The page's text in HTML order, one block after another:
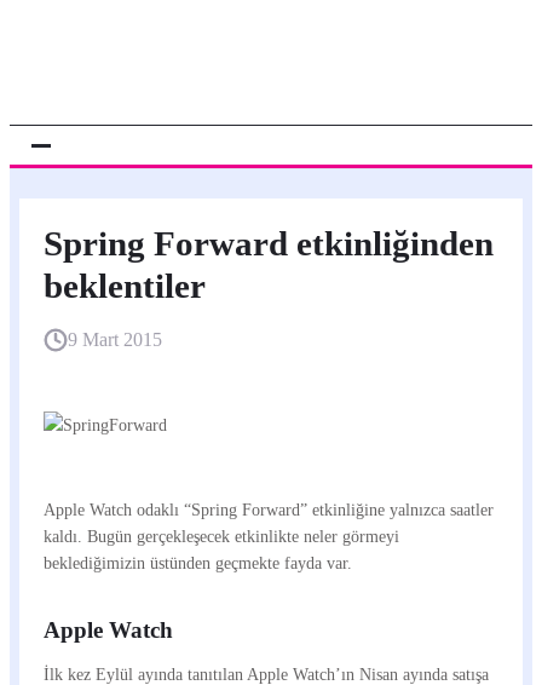
Spring Forward etkinliğinden
beklentiler
9 Mart 2015
Apple Watch odaklı “Spring Forward” etkinliğine yalnızca saatler
kaldı. Bugün gerçekleşecek etkinlikte neler görmeyi
beklediğimizin üstünden geçmekte fayda var.
Apple Watch
İlk kez Eylül ayında tanıtılan Apple Watch’ın Nisan ayında satışa